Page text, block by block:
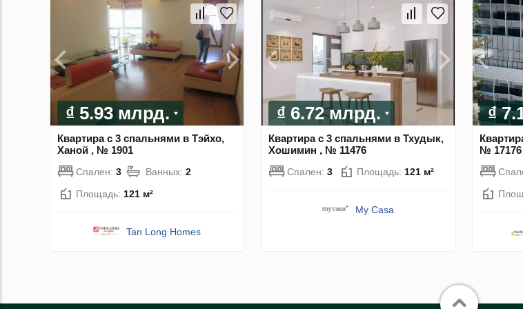
₫ 5.93 млрд.
Квартира с 3 спальнями в Тэйхо,
Ханой , № 1901
Спален: 3 Ванных: 2
Площадь: 121 м²
Tan Long Homes
₫ 6.72 млрд.
Квартира с 3 спальнями в Тхудык,
Хошимин , № 11476
Спален: 3 Площадь: 121 м²
My Casa
₫
№ 17176